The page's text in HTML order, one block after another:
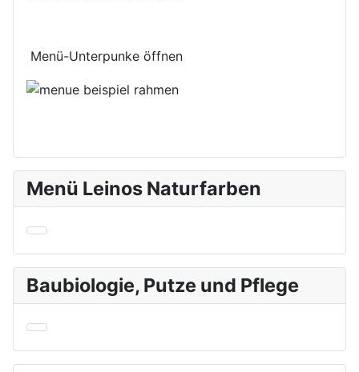
Menü-Unterpunke öffnen
Menü Leinos Naturfarben
Baubiologie, Putze und Pflege